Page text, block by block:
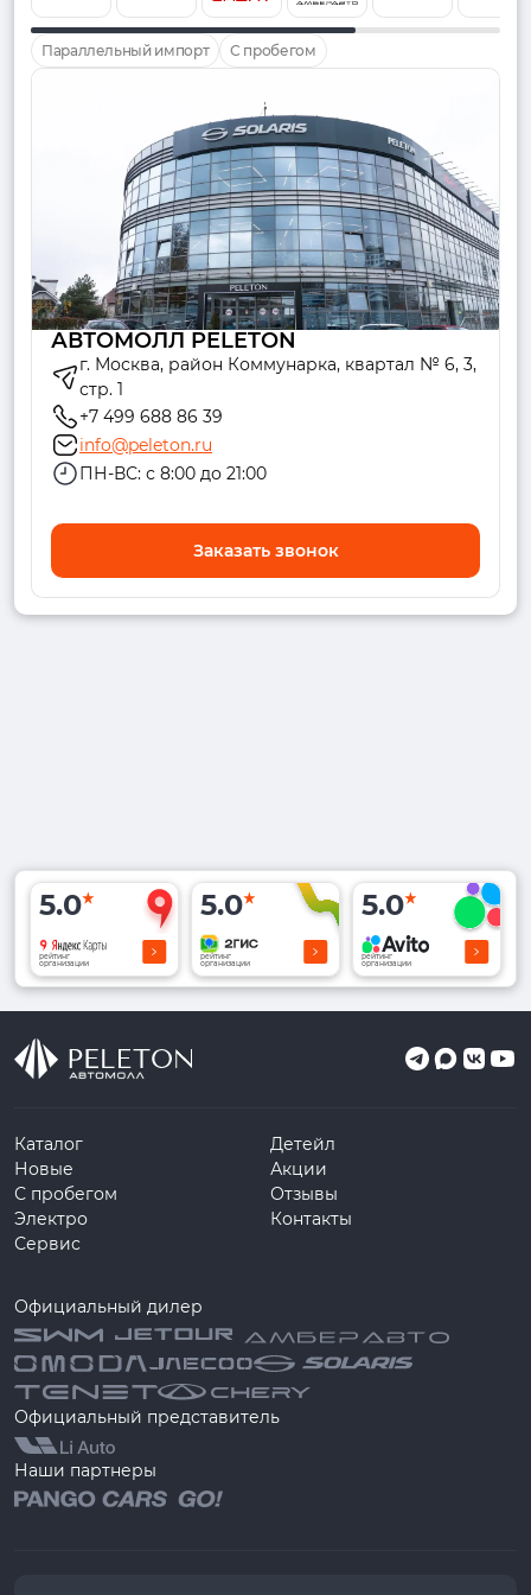
Параллельный импорт С пробегом
АВТОМОЛЛ PELETON
г. Москва, район Коммунарка, квартал № 6, 3,
стр. 1
+7 499 688 86 39
info@peleton.ru
ПН-ВС: с 8:00 до 21:00
Заказать звонок
5.0
рейтинг
организации
5.0
рейтинг
организации
5.0
рейтинг
организации
Каталог
Новые
С пробегом
Электро
Сервис
Детейл
Акции
Отзывы
Контакты
Официальный дилер
Официальный представитель
Наши партнеры